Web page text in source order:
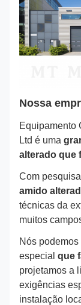
Nossa
Equipamento
Ltd é uma
alterado que
Com
amido
técnicas da
muitos
Nós
especial que
projetamos a
exigências
instalação